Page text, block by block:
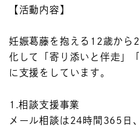
【活動内容】
妊娠葛藤を抱える12歳から
化して「寄り添いと伴走」
に支援をしています。
1.相談支援事業
メール相談は24時間365日